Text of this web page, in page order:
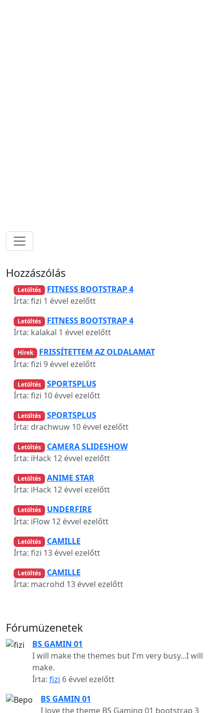
Hozzászólás
Letöltés
FITNESS BOOTSTRAP 4
Írta: fizi 1 évvel ezelőtt
Letöltés
FITNESS BOOTSTRAP 4
Írta: kalakal 1 évvel ezelőtt
Hírek
FRISSÍTETTEM AZ OLDALAMAT
Írta: fizi 9 évvel ezelőtt
Letöltés
SPORTSPLUS
Írta: fizi 10 évvel ezelőtt
Letöltés
SPORTSPLUS
Írta: drachwuw 10 évvel ezelőtt
Letöltés
CAMERA SLIDESHOW
Írta: iHack 12 évvel ezelőtt
Letöltés
ANIME STAR
Írta: iHack 12 évvel ezelőtt
Letöltés
UNDERFIRE
Írta: iFlow 12 évvel ezelőtt
Letöltés
CAMILLE
Írta: fizi 13 évvel ezelőtt
Letöltés
CAMILLE
Írta: macrohd 13 évvel ezelőtt
Fórumüzenetek
BS GAMIN 01
I will make the themes but I'm very busy...I will
make.
Írta: fizi 6 évvel ezelőtt
BS GAMIN 01
I love the theme BS Gaming 01 bootstrap 3